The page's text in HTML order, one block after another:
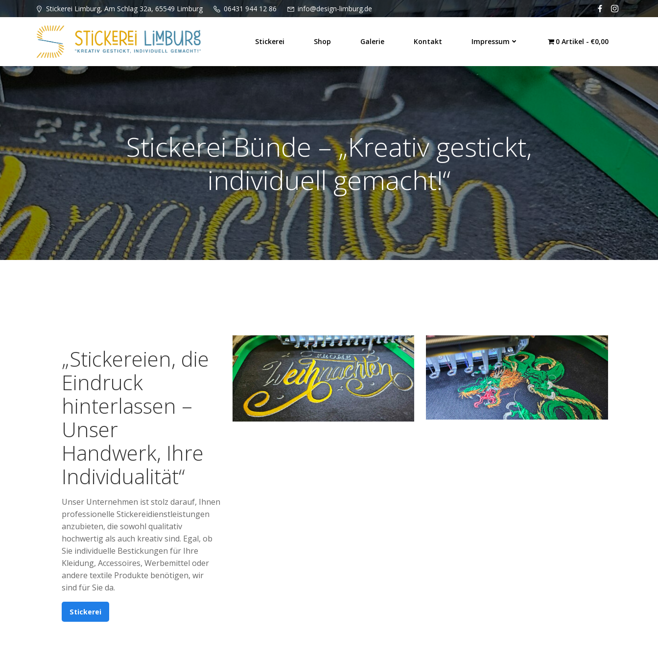
Inhalt
Stickerei Limburg, Am Schlag 32a, 65549 Limburg 06431 944 12 86 info@design-limburg.de
Stickerei Shop Galerie Kontakt Impressum 0 Artikel €0,00
Stickerei Bünde – „Kreativ gestickt,
individuell gemacht!“
„Stickereien, die
Eindruck
hinterlassen –
Unser
Handwerk, Ihre
Individualität“
Unser Unternehmen ist stolz darauf, Ihnen
professionelle Stickereidienstleistungen
anzubieten, die sowohl qualitativ
hochwertig als auch kreativ sind. Egal, ob
Sie individuelle Bestickungen für Ihre
Kleidung, Accessoires, Werbemittel oder
andere textile Produkte benötigen, wir
sind für Sie da.
Stickerei